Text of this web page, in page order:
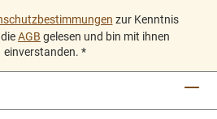
zur Kenntnis
AGB gelesen und bin mit ihnen
einverstanden. *